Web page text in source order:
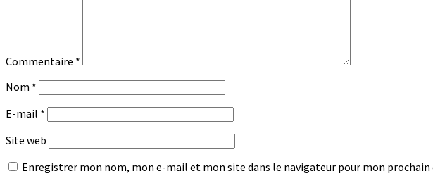
Commentaire *
Nom *
E-mail *
Site web
Enregistrer mon nom, mon e-mail et mon site dans le navigateur pour mon